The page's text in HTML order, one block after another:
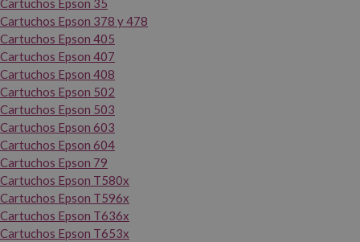
Cartuchos Epson 378 y 478
Cartuchos Epson 405
Cartuchos Epson 407
Cartuchos Epson 408
Cartuchos Epson 502
Cartuchos Epson 503
Cartuchos Epson 603
Cartuchos Epson 604
Cartuchos Epson 79
Cartuchos Epson T580x
Cartuchos Epson T596x
Cartuchos Epson T636x
Cartuchos Epson T653x